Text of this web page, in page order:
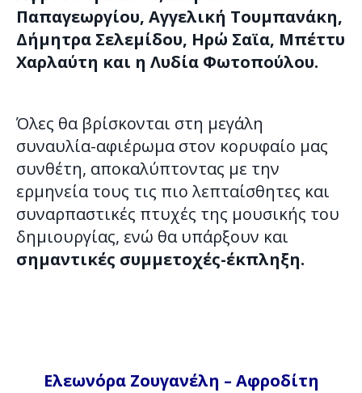
Παπαγεωργίου, Αγγελική Τουμπανάκη,
Δήμητρα Σελεμίδου, Ηρώ Σαϊα, Μπέττυ
Χαρλαύτη και η Λυδία Φωτοπούλου.
Όλες θα βρίσκονται στη μεγάλη
συναυλία-αφιέρωμα στον κορυφαίο μας
συνθέτη, αποκαλύπτοντας με την
ερμηνεία τους τις πιο λεπταίσθητες και
συναρπαστικές πτυχές της μουσικής του
δημιουργίας, ενώ θα υπάρξουν και
σημαντικές συμμετοχές-έκπληξη.
Ελεωνόρα Ζουγανέλη – Αφροδίτη